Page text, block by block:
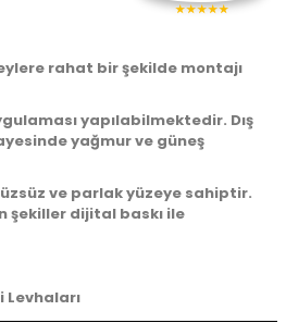
rahat bir şekilde montajı
yapılabilmektedir. Dış
yağmur ve güneş
ve parlak yüzeye sahiptir.
şekiller dijital baskı ile
Levhaları
★★★★★